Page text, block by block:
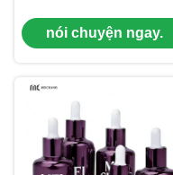
Dropper Bottle for
Barrier Repair Serum
nói chuyện ngay.